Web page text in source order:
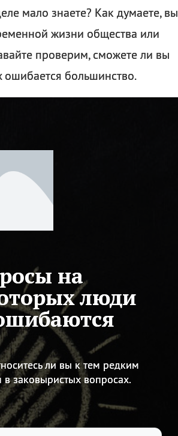
мало знаете? Как думаете, вы
жизни общества или
проверим, сможете ли вы
ошибается большинство.
на
люди
ли вы к тем редким
заковыристых вопросах.